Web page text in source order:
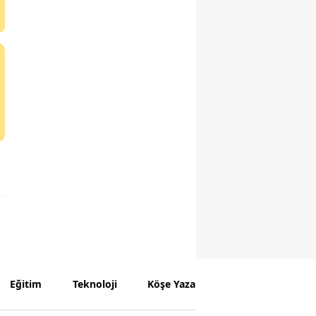
Eğitim Teknoloji Köşe Yazarları